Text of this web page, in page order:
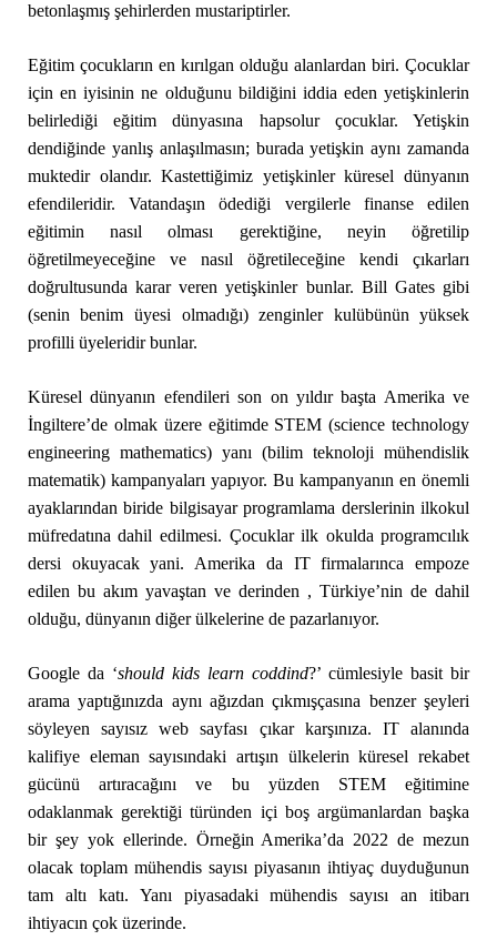
betonlaşmış şehirlerden mustariptirler.
Eğitim çocukların en kırılgan olduğu alanlardan biri. Çocuklar
için en iyisinin ne olduğunu bildiğini iddia eden yetişkinlerin
belirlediği eğitim dünyasına hapsolur çocuklar. Yetişkin
dendiğinde yanlış anlaşılmasın; burada yetişkin aynı zamanda
muktedir olandır. Kastettiğimiz yetişkinler küresel dünyanın
efendileridir. Vatandaşın ödediği vergilerle finanse edilen
eğitimin nasıl olması gerektiğine, neyin öğretilip
öğretilmeyeceğine ve nasıl öğretileceğine kendi çıkarları
doğrultusunda karar veren yetişkinler bunlar. Bill Gates gibi
(senin benim üyesi olmadığı) zenginler kulübünün yüksek
profilli üyeleridir bunlar.
Küresel dünyanın efendileri son on yıldır başta Amerika ve
İngiltere’de olmak üzere eğitimde STEM (science technology
engineering mathematics) yanı (bilim teknoloji mühendislik
matematik) kampanyaları yapıyor. Bu kampanyanın en önemli
ayaklarından biride bilgisayar programlama derslerinin ilkokul
müfredatına dahil edilmesi. Çocuklar ilk okulda programcılık
dersi okuyacak yani. Amerika da IT firmalarınca empoze
edilen bu akım yavaştan ve derinden , Türkiye’nin de dahil
olduğu, dünyanın diğer ülkelerine de pazarlanıyor.
Google da ‘should kids learn coddind?’ cümlesiyle basit bir
arama yaptığınızda aynı ağızdan çıkmışçasına benzer şeyleri
söyleyen sayısız web sayfası çıkar karşınıza. IT alanında
kalifiye eleman sayısındaki artışın ülkelerin küresel rekabet
gücünü artıracağını ve bu yüzden STEM eğitimine
odaklanmak gerektiği türünden içi boş argümanlardan başka
bir şey yok ellerinde. Örneğin Amerika’da 2022 de mezun
olacak toplam mühendis sayısı piyasanın ihtiyaç duyduğunun
tam altı katı. Yanı piyasadaki mühendis sayısı an itibarı
ihtiyacın çok üzerinde.